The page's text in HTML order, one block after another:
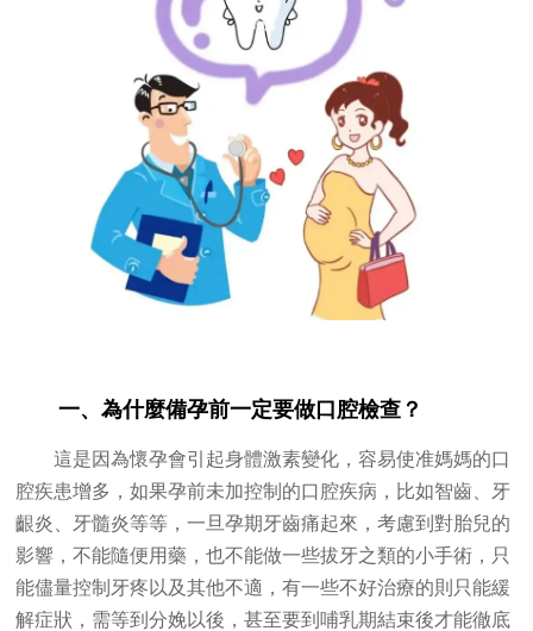
一、為什麼備孕前一定要做口腔檢查？
這是因為懷孕會引起身體激素變化，容易使准媽媽的口
腔疾患增多，如果孕前未加控制的口腔疾病，比如智齒、牙
齦炎、牙髓炎等等，一旦孕期牙齒痛起來，考慮到對胎兒的
影響，不能隨便用藥，也不能做一些拔牙之類的小手術，只
能儘量控制牙疼以及其他不適，有一些不好治療的則只能緩
解症狀，需等到分娩以後，甚至要到哺乳期結束後才能徹底